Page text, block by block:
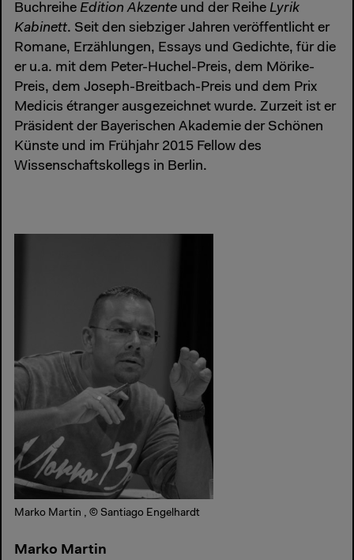
Buchreihe Edition Akzente und der Reihe Lyrik
Kabinett. Seit den siebziger Jahren veröffentlicht er
Romane, Erzählungen, Essays und Gedichte, für die
er u.a. mit dem Peter-Huchel-Preis, dem Mörike-
Preis, dem Joseph-Breitbach-Preis und dem Prix
Medicis étranger ausgezeichnet wurde. Zurzeit ist er
Präsident der Bayerischen Akademie der Schönen
Künste und im Frühjahr 2015 Fellow des
Wissenschaftskollegs in Berlin.
Marko Martin , © Santiago Engelhardt
Marko Martin